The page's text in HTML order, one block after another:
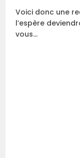
Voici donc une
l’espère
vous…